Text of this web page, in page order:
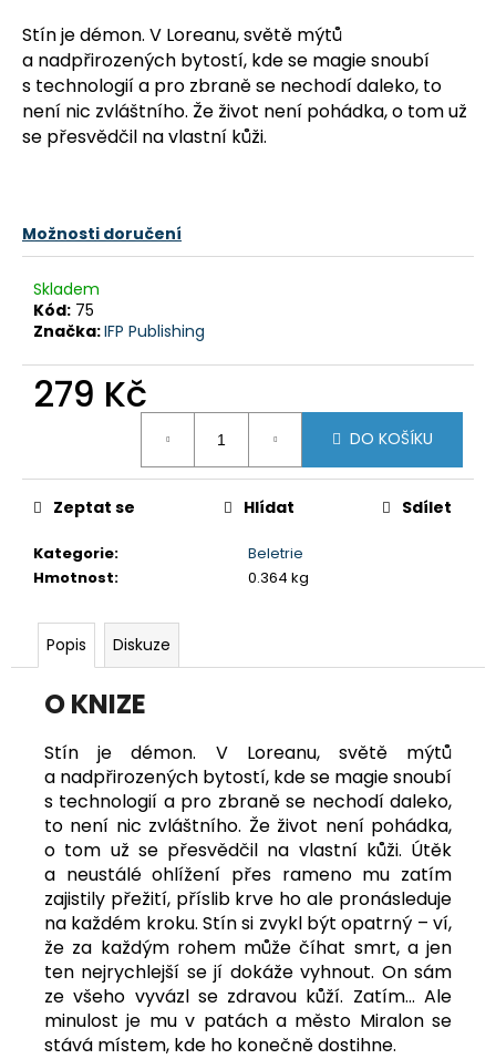
Stín je démon. V Loreanu, světě mýtů
a nadpřirozených bytostí, kde se magie snoubí
s technologií a pro zbraně se nechodí daleko, to
není nic zvláštního. Že život není pohádka, o tom už
se přesvědčil na vlastní kůži.
Možnosti doručení
Skladem
Kód: 75
Značka:IFP Publishing
279 Kč
DO KOŠÍKU
Kategorie:
Beletrie
Hmotnost: 0.364 kg
Zeptat se Hlídat Sdílet
Popis Diskuze
O KNIZE
Stín je démon. V Loreanu, světě mýtů
a nadpřirozených bytostí, kde se magie snoubí
s technologií a pro zbraně se nechodí daleko,
to není nic zvláštního. Že život není pohádka,
o tom už se přesvědčil na vlastní kůži. Útěk
a neustálé ohlížení přes rameno mu zatím
zajistily přežití, příslib krve ho ale pronásleduje
na každém kroku. Stín si zvykl být opatrný – ví,
že za každým rohem může číhat smrt, a jen
ten nejrychlejší se jí dokáže vyhnout. On sám
ze všeho vyvázl se zdravou kůží. Zatím... Ale
minulost je mu v patách a město Miralon se
stává místem, kde ho konečně dostihne.
a
j
í
t
?
HLEDAT
o
p
u
č
e
PLACHTY
349
Kč